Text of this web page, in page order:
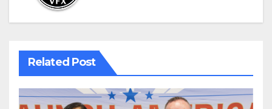
Related Post